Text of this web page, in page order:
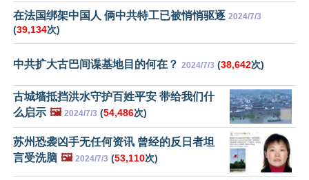
在法国绑架中国人 俩中共特工已被悄悄驱逐 2024/7/3
(39,134次)
中共扩大古巴间谍基地目的何在？ 2024/7/3 (38,642次)
古城墙抵挡洪水守护百姓平安 带给我们什
么启示 🖼️ 2024/7/3 (54,486次)
苏州恐袭凶手无任何资讯 曾经的反日者坦
言受洗脑 🖼️ 2024/7/3 (53,110次)